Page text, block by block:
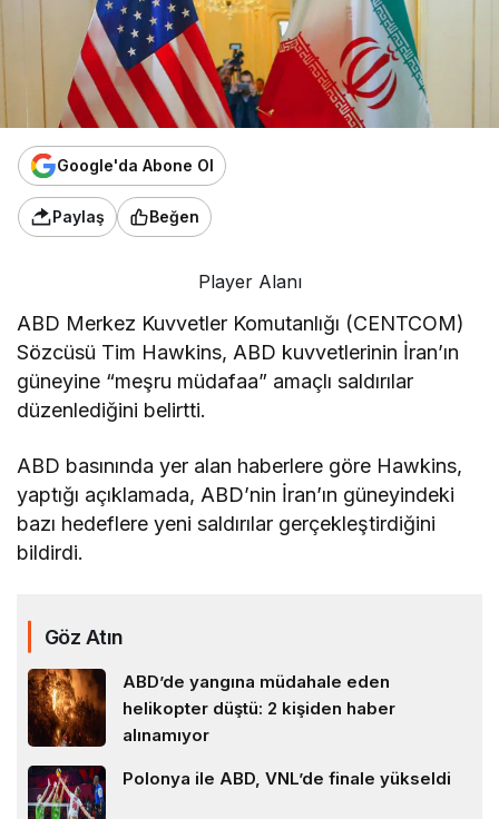
Google'da Abone Ol
Paylaş Beğen
Player Alanı
ABD Merkez Kuvvetler Komutanlığı (CENTCOM)
Sözcüsü Tim Hawkins, ABD kuvvetlerinin İran’ın
güneyine “meşru müdafaa” amaçlı saldırılar
düzenlediğini belirtti.
ABD basınında yer alan haberlere göre Hawkins,
yaptığı açıklamada, ABD’nin İran’ın güneyindeki
bazı hedeflere yeni saldırılar gerçekleştirdiğini
bildirdi.
Göz Atın
ABD’de yangına müdahale eden
helikopter düştü: 2 kişiden haber
alınamıyor
Polonya ile ABD, VNL’de finale yükseldi